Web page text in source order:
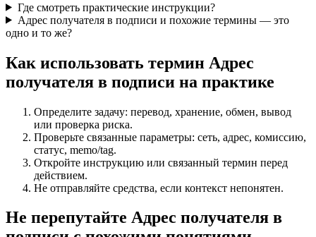
Где смотреть практические инструкции?
Адрес получателя в подписи и похожие термины — это
одно и то же?
Как использовать термин Адрес
получателя в подписи на практике
Определите задачу: перевод, хранение, обмен, вывод
или проверка риска.
Проверьте связанные параметры: сеть, адрес, комиссию,
статус, memo/tag.
Откройте инструкцию или связанный термин перед
действием.
Не отправляйте средства, если контекст непонятен.
Не перепутайте Адрес получателя в